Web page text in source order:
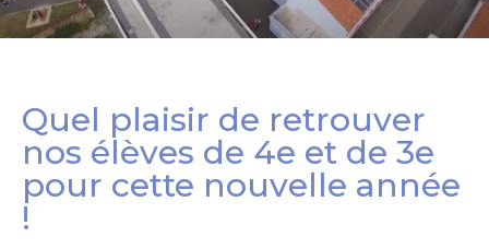
Quel plaisir de retrouver
nos élèves de 4e et de 3e
pour cette nouvelle année
!